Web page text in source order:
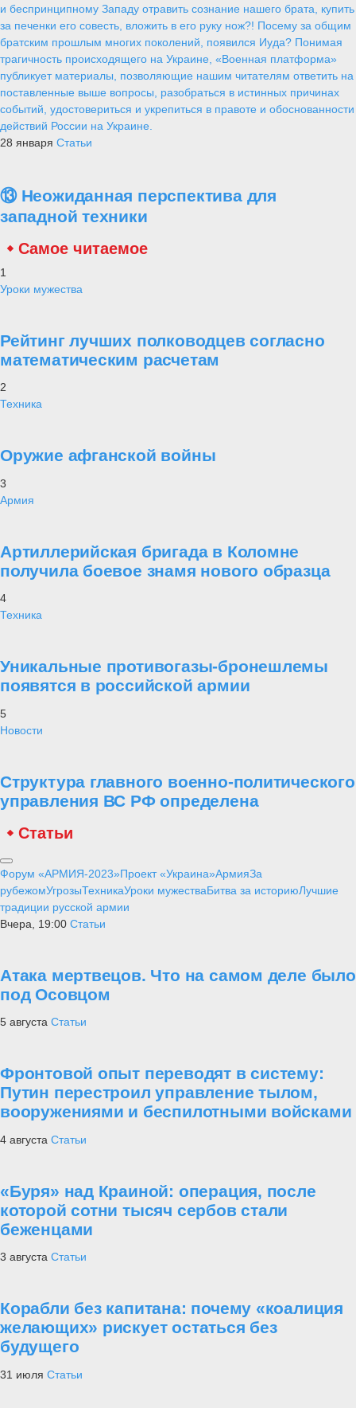
и беспринципному Западу отравить сознание нашего брата, купить
за печенки его совесть, вложить в его руку нож?! Посему за общим
братским прошлым многих поколений, появился Иуда? Понимая
трагичность происходящего на Украине, «Военная платформа»
публикует материалы, позволяющие нашим читателям ответить на
поставленные выше вопросы, разобраться в истинных причинах
событий, удостовериться и укрепиться в правоте и обоснованности
действий России на Украине.
28 января Статьи
⑬ Неожиданная перспектива для
западной техники
Самое читаемое
1
Уроки мужества
Рейтинг лучших полководцев согласно
математическим расчетам
2
Техника
Оружие афганской войны
3
Армия
Артиллерийская бригада в Коломне
получила боевое знамя нового образца
4
Техника
Уникальные противогазы-бронешлемы
появятся в российской армии
5
Новости
Структура главного военно-политического
управления ВС РФ определена
Статьи
Форум «АРМИЯ-2023»Проект «Украина»АрмияЗа
рубежомУгрозыТехникаУроки мужестваБитва за историюЛучшие
традиции русской армии
Вчера, 19:00 Статьи
Атака мертвецов. Что на самом деле было
под Осовцом
5 августа Статьи
Фронтовой опыт переводят в систему:
Путин перестроил управление тылом,
вооружениями и беспилотными войсками
4 августа Статьи
«Буря» над Краиной: операция, после
которой сотни тысяч сербов стали
беженцами
3 августа Статьи
Корабли без капитана: почему «коалиция
желающих» рискует остаться без
будущего
31 июля Статьи